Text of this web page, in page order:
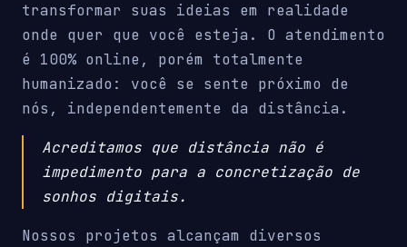
transformar suas ideias em realidade
onde quer que você esteja. O atendimento
é 100% online, porém totalmente
humanizado: você se sente próximo de
nós, independentemente da distância.
Acreditamos que distância não é
impedimento para a concretização de
sonhos digitais.
Nossos projetos alcançam diversos